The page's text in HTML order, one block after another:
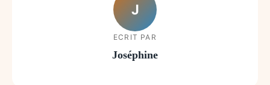
J
ECRIT PAR
Joséphine